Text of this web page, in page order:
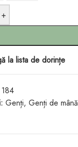
+
la lista de dorințe
Genți, Genți de mână